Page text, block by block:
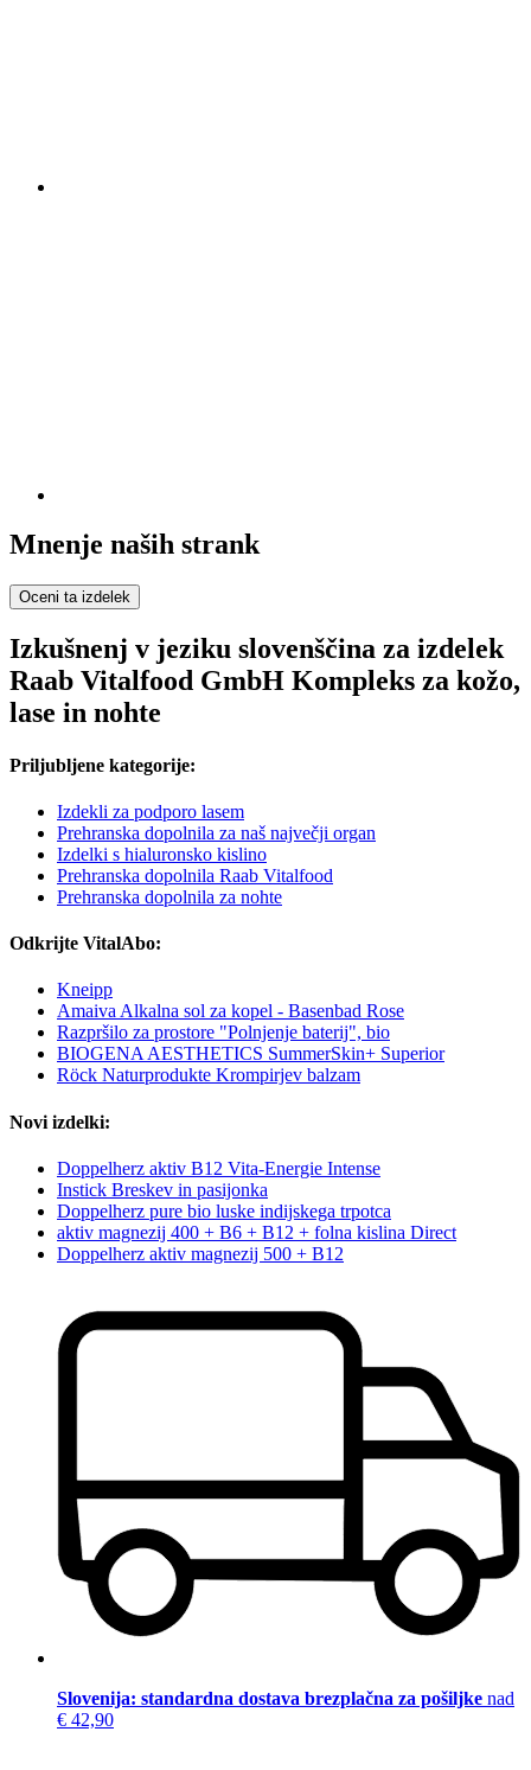
Mnenje naših strank
Oceni ta izdelek
Izkušnenj v jeziku slovenščina za izdelek
Raab Vitalfood GmbH Kompleks za kožo,
lase in nohte
Priljubljene kategorije:
Izdekli za podporo lasem
Prehranska dopolnila za naš največji organ
Izdelki s hialuronsko kislino
Prehranska dopolnila Raab Vitalfood
Prehranska dopolnila za nohte
Odkrijte VitalAbo:
Kneipp
Amaiva Alkalna sol za kopel - Basenbad Rose
Razpršilo za prostore "Polnjenje baterij", bio
BIOGENA AESTHETICS SummerSkin+ Superior
Röck Naturprodukte Krompirjev balzam
Novi izdelki:
Doppelherz aktiv B12 Vita-Energie Intense
Instick Breskev in pasijonka
Doppelherz pure bio luske indijskega trpotca
aktiv magnezij 400 + B6 + B12 + folna kislina Direct
Doppelherz aktiv magnezij 500 + B12
Slovenija: standardna dostava brezplačna za pošiljke nad
€ 42,90